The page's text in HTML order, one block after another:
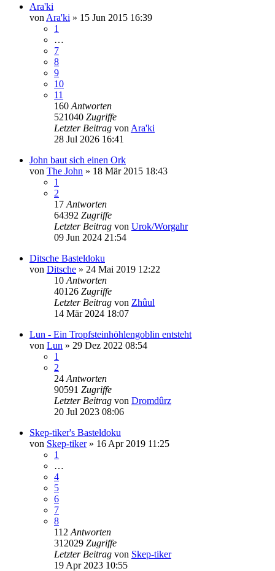
Ara'ki
von Ara'ki » 15 Jun 2015 16:39
1
…
7
8
9
10
11
160 Antworten
521040 Zugriffe
Letzter Beitrag von Ara'ki
28 Jul 2026 16:41
John baut sich einen Ork
von The John » 18 Mär 2015 18:43
1
2
17 Antworten
64392 Zugriffe
Letzter Beitrag von Urok/Worgahr
09 Jun 2024 21:54
Ditsche Basteldoku
von Ditsche » 24 Mai 2019 12:22
10 Antworten
40126 Zugriffe
Letzter Beitrag von Zhûul
14 Mär 2024 18:07
Lun - Ein Tropfsteinhöhlengoblin entsteht
von Lun » 29 Dez 2022 08:54
1
2
24 Antworten
90591 Zugriffe
Letzter Beitrag von Dromdûrz
20 Jul 2023 08:06
Skep-tiker's Basteldoku
von Skep-tiker» 16 Apr 2019 11:25
1
…
4
5
6
7
8
112 Antworten
312029 Zugriffe
Letzter Beitrag von Skep-tiker
19 Apr 2023 10:55